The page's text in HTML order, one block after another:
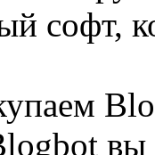
софт,
вы